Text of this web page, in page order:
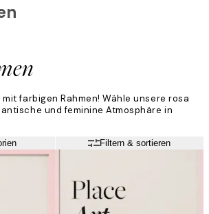
farbigen Rahmen! Wähle unsere rosa
und feminine Atmosphäre in
Filtern & sortieren